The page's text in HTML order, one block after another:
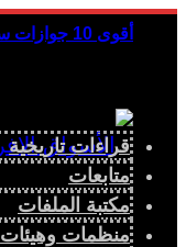
أقوى 10 جوازات سفر في إفريقيا لعام 2026
قراءات تاريخية
متابعات
مكتبة الملفات
منظمات وهيئات